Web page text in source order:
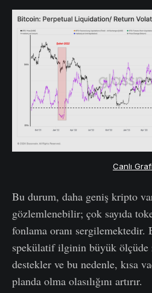
Canlı
Bu durum, daha geniş kripto
gözlemlenebilir; çok sayıda
fonlama oranı sergilemektedir.
spekülatif ilginin büyük
destekler ve bu nedenle, kısa
planda olma olasılığını artırır.